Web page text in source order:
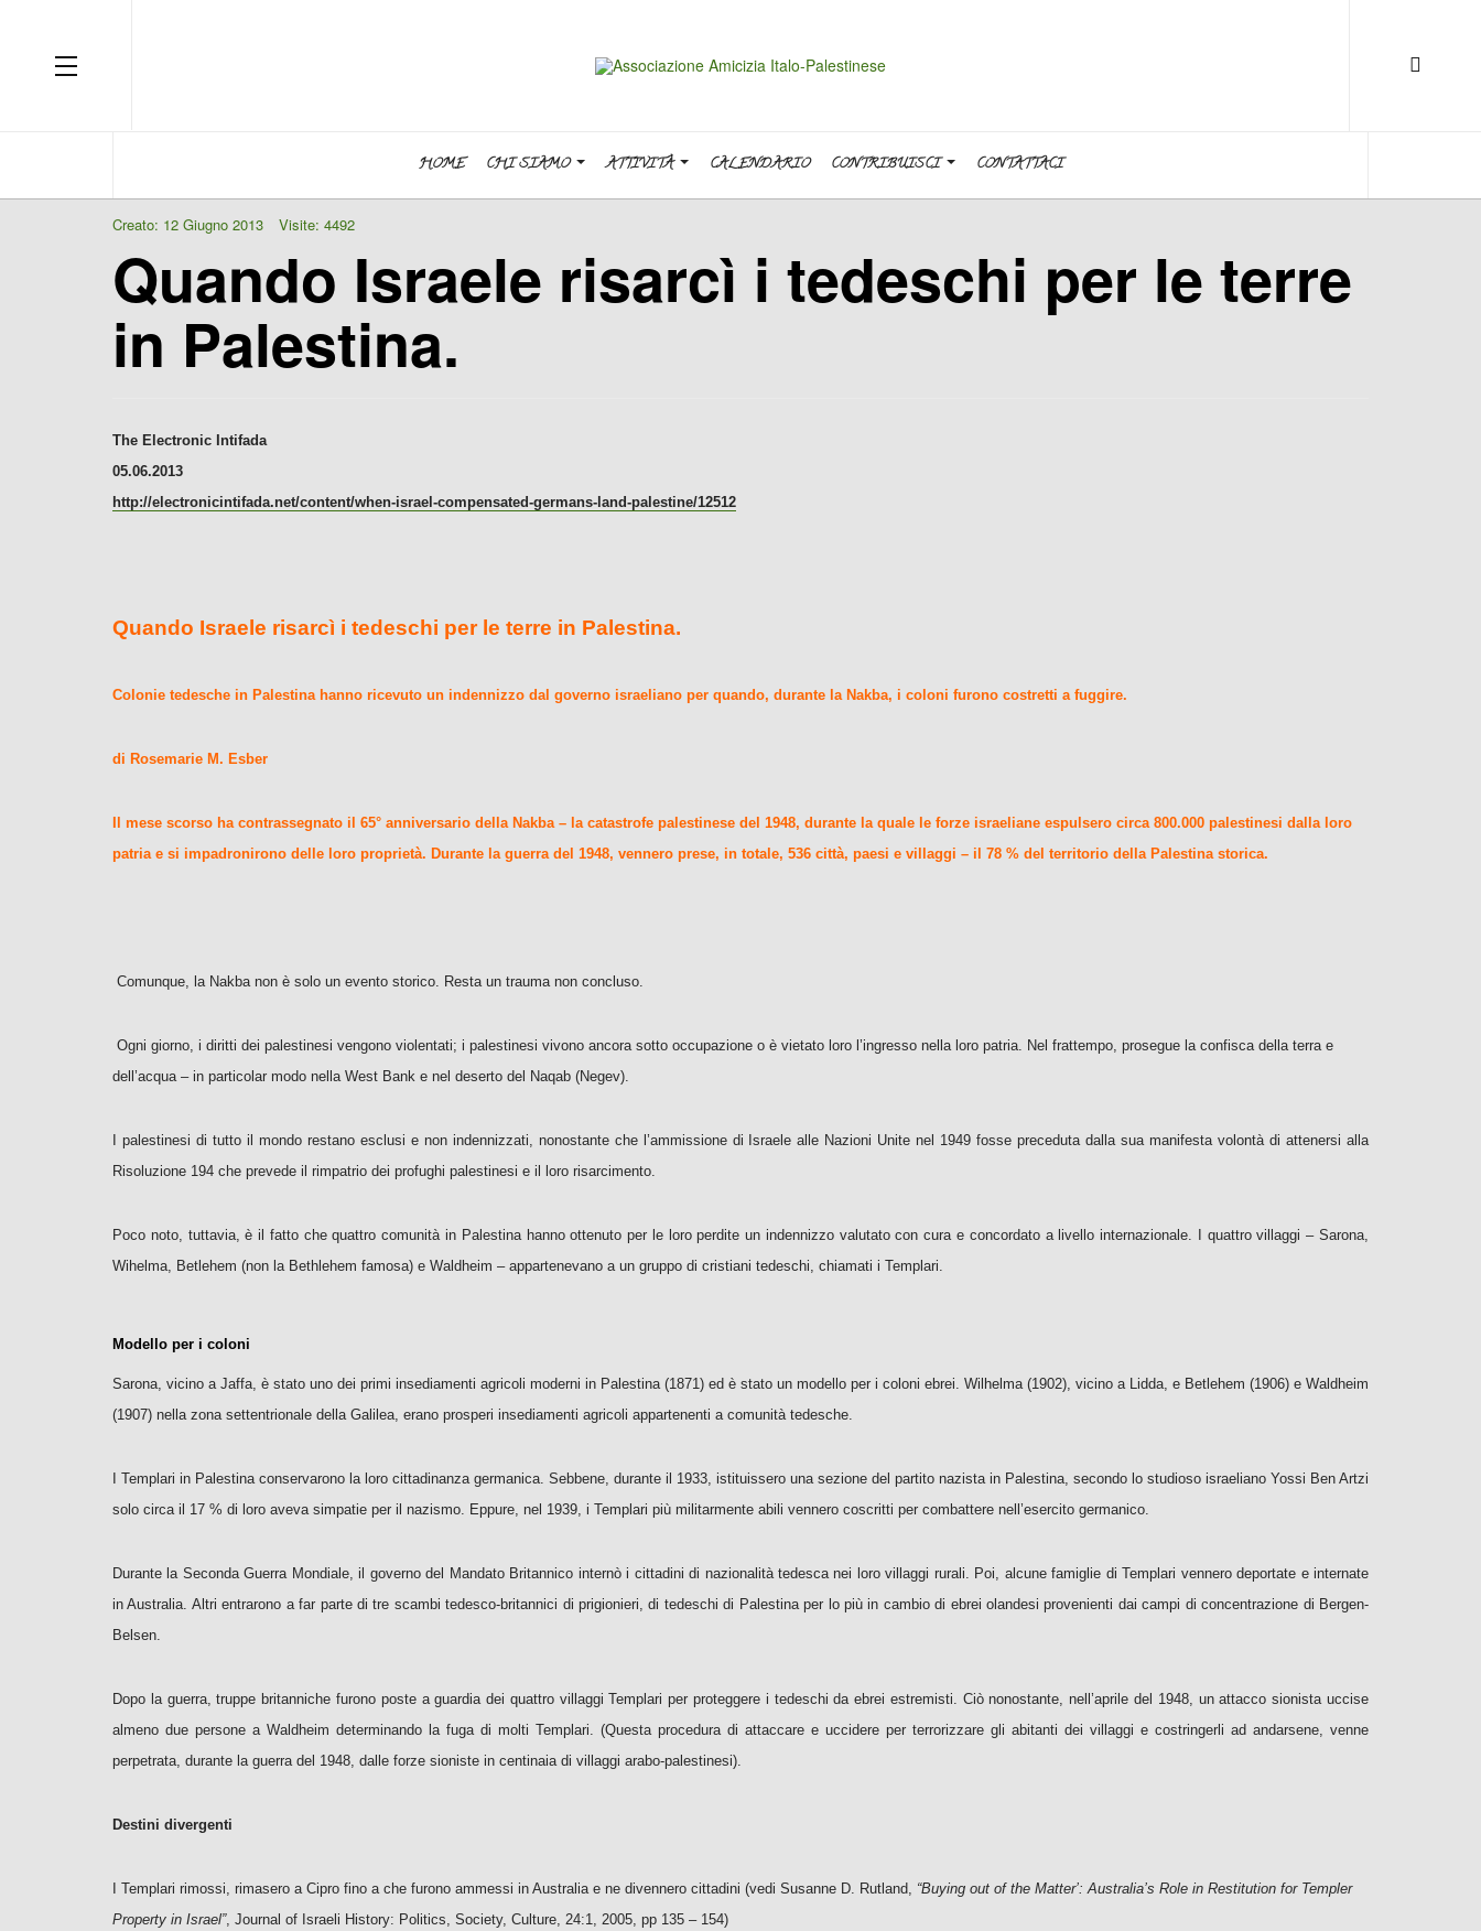
OFF CANVAS
HOME CHI SIAMO ATTIVITÀ CALENDARIO CONTRIBUISCI CONTATTACI
Creato: 12 Giugno 2013 Visite: 4492
Quando Israele risarcì i tedeschi per le terre
in Palestina.
The Electronic Intifada
05.06.2013
http://electronicintifada.net/content/when-israel-compensated-germans-land-palestine/12512
Quando Israele risarcì i tedeschi per le terre in Palestina.
Colonie tedesche in Palestina hanno ricevuto un indennizzo dal governo israeliano per quando, durante la Nakba, i coloni furono costretti a fuggire.
di Rosemarie M. Esber
Il mese scorso ha contrassegnato il 65° anniversario della Nakba – la catastrofe palestinese del 1948, durante la quale le forze israeliane espulsero circa 800.000 palestinesi dalla loro
patria e si impadronirono delle loro proprietà. Durante la guerra del 1948, vennero prese, in totale, 536 città, paesi e villaggi – il 78 % del territorio della Palestina storica.
Comunque, la Nakba non è solo un evento storico. Resta un trauma non concluso.
Ogni giorno, i diritti dei palestinesi vengono violentati; i palestinesi vivono ancora sotto occupazione o è vietato loro l’ingresso nella loro patria. Nel frattempo, prosegue la confisca della terra e
dell’acqua – in particolar modo nella West Bank e nel deserto del Naqab (Negev).
I palestinesi di tutto il mondo restano esclusi e non indennizzati, nonostante che l’ammissione di Israele alle Nazioni Unite nel 1949 fosse preceduta dalla sua manifesta volontà di attenersi alla
Risoluzione 194 che prevede il rimpatrio dei profughi palestinesi e il loro risarcimento.
Poco noto, tuttavia, è il fatto che quattro comunità in Palestina hanno ottenuto per le loro perdite un indennizzo valutato con cura e concordato a livello internazionale. I quattro villaggi – Sarona,
Wihelma, Betlehem (non la Bethlehem famosa) e Waldheim – appartenevano a un gruppo di cristiani tedeschi, chiamati i Templari.
Modello per i coloni
Sarona, vicino a Jaffa, è stato uno dei primi insediamenti agricoli moderni in Palestina (1871) ed è stato un modello per i coloni ebrei. Wilhelma (1902), vicino a Lidda, e Betlehem (1906) e Waldheim
(1907) nella zona settentrionale della Galilea, erano prosperi insediamenti agricoli appartenenti a comunità tedesche.
I Templari in Palestina conservarono la loro cittadinanza germanica. Sebbene, durante il 1933, istituissero una sezione del partito nazista in Palestina, secondo lo studioso israeliano Yossi Ben Artzi
solo circa il 17 % di loro aveva simpatie per il nazismo. Eppure, nel 1939, i Templari più militarmente abili vennero coscritti per combattere nell’esercito germanico.
Durante la Seconda Guerra Mondiale, il governo del Mandato Britannico internò i cittadini di nazionalità tedesca nei loro villaggi rurali. Poi, alcune famiglie di Templari vennero deportate e internate
in Australia. Altri entrarono a far parte di tre scambi tedesco-britannici di prigionieri, di tedeschi di Palestina per lo più in cambio di ebrei olandesi provenienti dai campi di concentrazione di Bergen-
Belsen.
Dopo la guerra, truppe britanniche furono poste a guardia dei quattro villaggi Templari per proteggere i tedeschi da ebrei estremisti. Ciò nonostante, nell’aprile del 1948, un attacco sionista uccise
almeno due persone a Waldheim determinando la fuga di molti Templari. (Questa procedura di attaccare e uccidere per terrorizzare gli abitanti dei villaggi e costringerli ad andarsene, venne
perpetrata, durante la guerra del 1948, dalle forze sioniste in centinaia di villaggi arabo-palestinesi).
Destini divergenti
I Templari rimossi, rimasero a Cipro fino a che furono ammessi in Australia e ne divennero cittadini (vedi Susanne D. Rutland, “Buying out of the Matter’: Australia’s Role in Restitution for Templer
Property in Israel”, Journal of Israeli History: Politics, Society, Culture, 24:1, 2005, pp 135 – 154)